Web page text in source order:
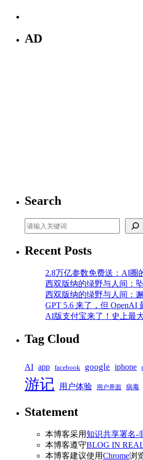
AD
Search
Search
Recent Posts
2.8万亿参数免费送：AI圈
西双版纳的绿野与人间：
西双版纳的绿野与人间：
GPT 5.6 来了，但 OpenAI
AI版支付宝来了！史上最
Tag Cloud
AI app facebook google iphone
游记 用户体验 用户界面 病毒
Statement
本博客采用知识共享署名-
本博客遵守BLOG IN
本博客建议使用Chrome浏